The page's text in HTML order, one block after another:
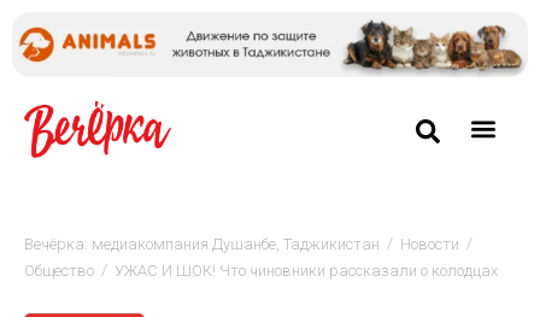
Вечёрка: медиакомпания Душанбе, Таджикистан / Новости /
Общество / УЖАС И ШОК! Что чиновники рассказали о колодцах